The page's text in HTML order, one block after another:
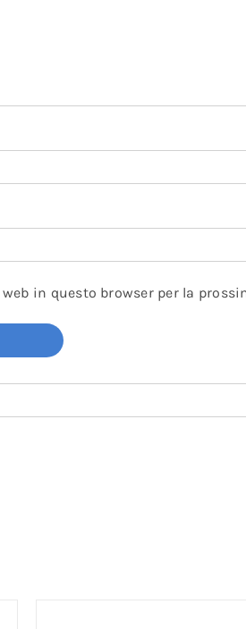
in questo browser per la